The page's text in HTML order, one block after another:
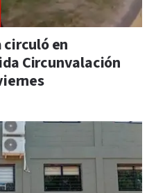
en
Circunvalación